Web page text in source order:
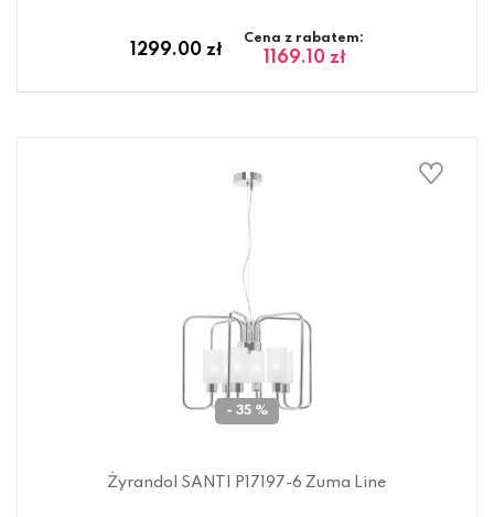
1299.00 zł
Cena z rabatem:
1169.10 zł
- 35 %
Żyrandol SANTI P17197-6 Zuma Line